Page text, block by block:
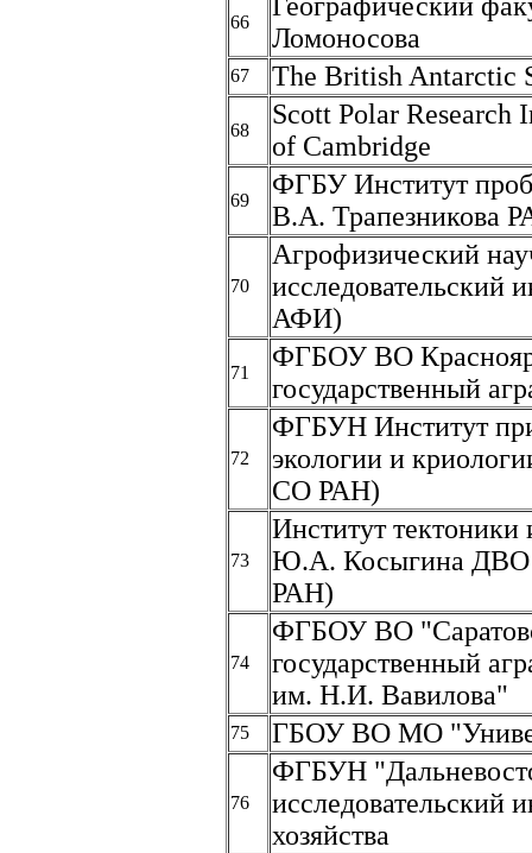
66
Географический
Ломоносова
67 The British Antarctic
68
Scott Polar Research
of Cambridge
69
ФГБУ Институт
В.А. Трапезникова
70
Агрофизический
исследовательский
АФИ)
71
ФГБОУ ВО
государственный
72
ФГБУН Институт
экологии и
СО РАН)
73
Институт
Ю.А. Косыгина
РАН)
74
ФГБОУ ВО
государственный
им. Н.И. Вавилова"
75 ГБОУ ВО МО
76
ФГБУН
исследовательский
хозяйства